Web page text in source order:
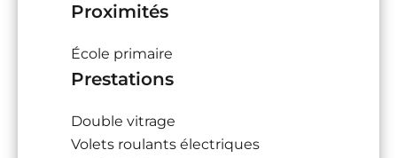
Proximités
École primaire
Prestations
Double vitrage
Volets roulants électriques